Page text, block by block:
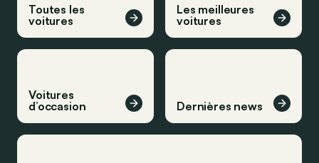
Toutes les
voitures
Les meilleures
voitures
Voitures
d’occasion
Dernières news